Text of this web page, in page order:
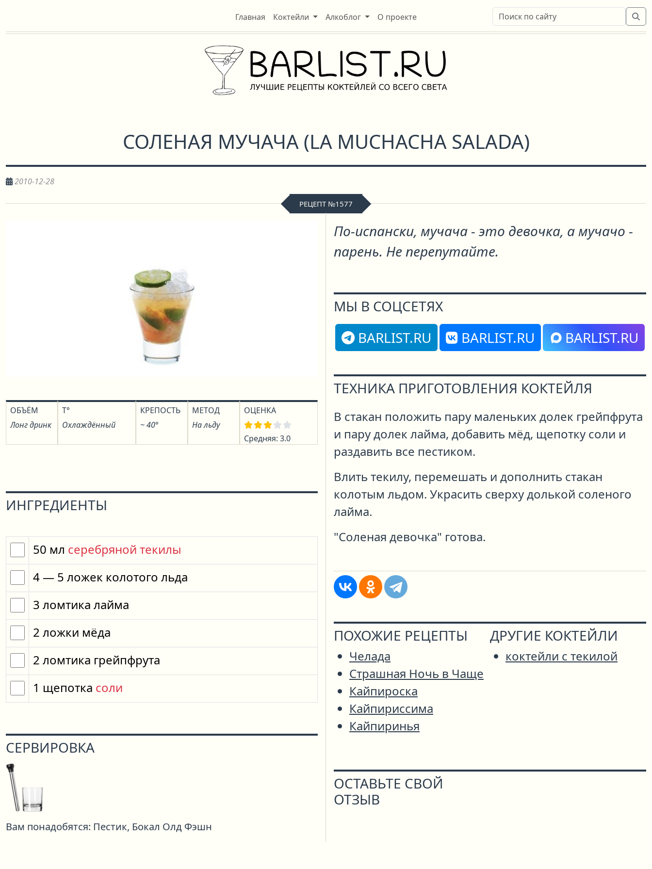
Главная Коктейли Алкоблог О проекте
СОЛЕНАЯ МУЧАЧА(LA MUCHACHA SALADA)
2010-12-28
РЕЦЕПТ №1577
ОБЪЁМ
Лонг дринк
T°
Охлаждённый
КРЕПОСТЬ
~ 40°
МЕТОД
На льду
ОЦЕНКА
Средняя: 3.0
ИНГРЕДИЕНТЫ
50 мл серебряной текилы
4 — 5 ложек колотого льда
3 ломтика лайма
2 ложки мёда
2 ломтика грейпфрута
1 щепотка соли
СЕРВИРОВКА
Вам понадобятся: Пестик, Бокал Олд Фэшн
По-испански, мучача - это девочка, а мучачо -
парень. Не перепутайте.
МЫ В СОЦСЕТЯХ
BARLIST.RU
BARLIST.RU BARLIST.RU
ТЕХНИКА ПРИГОТОВЛЕНИЯ КОКТЕЙЛЯ
В стакан положить пару маленьких долек грейпфрута
и пару долек лайма, добавить мёд, щепотку соли и
раздавить все пестиком.
Влить текилу, перемешать и дополнить стакан
колотым льдом. Украсить сверху долькой соленого
лайма.
"Соленая девочка" готова.
ПОХОЖИЕ РЕЦЕПТЫ
Челада
Страшная Ночь в Чаще
Кайпироска
Кайпириссима
Кайпиринья
ДРУГИЕ КОКТЕЙЛИ
коктейли с текилой
ОСТАВЬТЕ СВОЙ
ОТЗЫВ